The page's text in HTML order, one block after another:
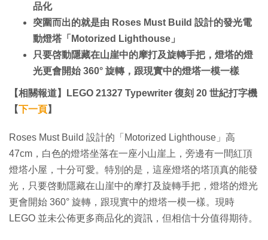
品化
突圍而出的就是由 Roses Must Build 設計的發光電
動燈塔「Motorized Lighthouse」
只要啓動隱藏在山崖中的摩打及旋轉手把，燈塔的燈
光更會開始 360° 旋轉，跟現實中的燈塔一模一樣
【相關報道】LEGO 21327 Typewriter 復刻 20 世紀打字機
【下一頁】
Roses Must Build 設計的「Motorized Lighthouse」高
47cm，白色的燈塔坐落在一座小山崖上，旁邊有一間紅頂
燈塔小屋，十分可愛。特別的是，這座燈塔的塔頂真的能發
光，只要啓動隱藏在山崖中的摩打及旋轉手把，燈塔的燈光
更會開始 360° 旋轉，跟現實中的燈塔一模一樣。現時
LEGO 並未公佈更多商品化的資訊，但相信十分值得期待。